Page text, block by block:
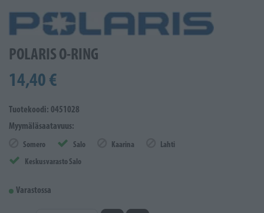
POLARIS O-RING
14,40 €
Tuotekoodi: 0451028
Myymäläsaatavuus:
Somero Salo Kaarina
Lahti
Keskusvarasto Salo
Varastossa